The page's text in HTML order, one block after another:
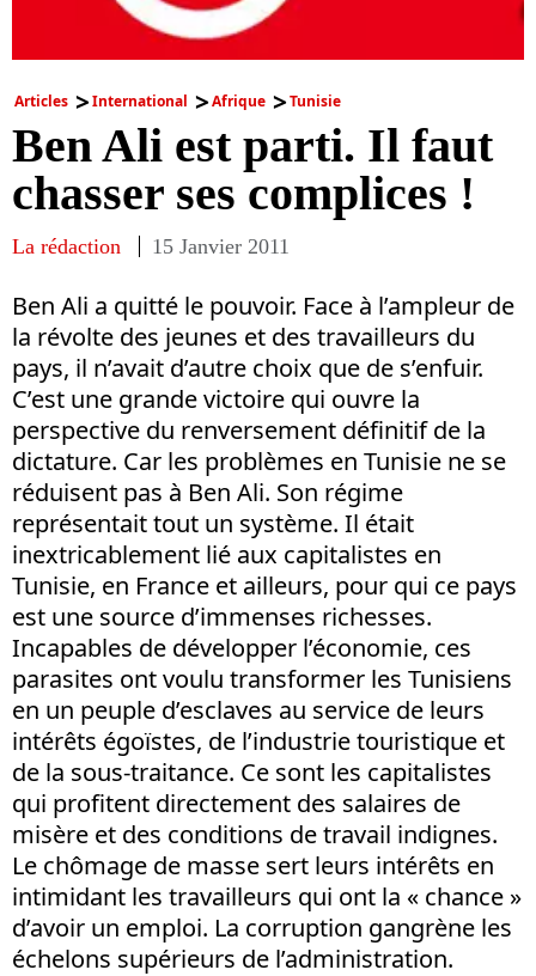
Articles International Afrique Tunisie
Ben Ali est parti. Il faut
chasser ses complices !
La rédaction 15 Janvier 2011
Ben Ali a quitté le pouvoir. Face à l’ampleur de
la révolte des jeunes et des travailleurs du
pays, il n’avait d’autre choix que de s’enfuir.
C’est une grande victoire qui ouvre la
perspective du renversement définitif de la
dictature. Car les problèmes en Tunisie ne se
réduisent pas à Ben Ali. Son régime
représentait tout un système. Il était
inextricablement lié aux capitalistes en
Tunisie, en France et ailleurs, pour qui ce pays
est une source d’immenses richesses.
Incapables de développer l’économie, ces
parasites ont voulu transformer les Tunisiens
en un peuple d’esclaves au service de leurs
intérêts égoïstes, de l’industrie touristique et
de la sous-traitance. Ce sont les capitalistes
qui profitent directement des salaires de
misère et des conditions de travail indignes.
Le chômage de masse sert leurs intérêts en
intimidant les travailleurs qui ont la « chance »
d’avoir un emploi. La corruption gangrène les
échelons supérieurs de l’administration.